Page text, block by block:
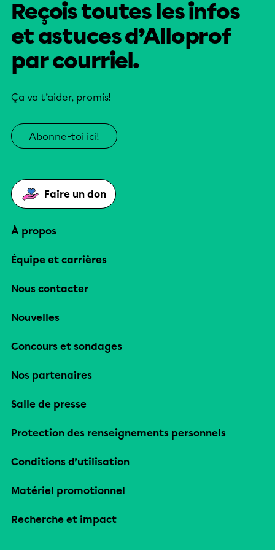
Reçois toutes les infos
et astuces d’Alloprof
par courriel.
Ça va t’aider, promis!
Abonne-toi ici!
Faire un don
À propos
Équipe et carrières
Nous contacter
Nouvelles
Concours et sondages
Nos partenaires
Salle de presse
Protection des renseignements personnels
Conditions d’utilisation
Matériel promotionnel
Recherche et impact